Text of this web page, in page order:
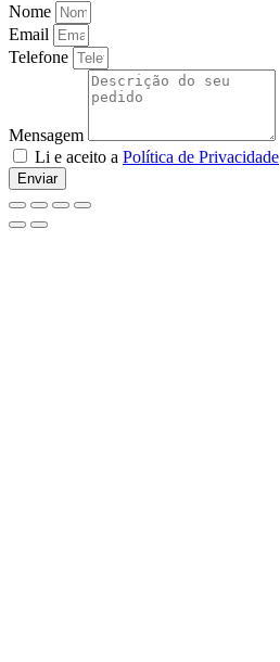
Nome
Email
Telefone
Mensagem
Li e aceito a Política de Privacidade
Enviar